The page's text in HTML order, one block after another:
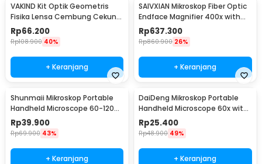
VAKIND Kit Optik Geometris
Fisika Lensa Cembung Cekung
Kotak Laser - GX-5002
Rp66.200
Rp108.900 40%
+ Keranjang
SAIVXIAN Mikroskop Fiber Optic
Endface Magnifier 400x with
Adapter - OL-400
Rp637.300
Rp860.900 26%
+ Keranjang
Shunmaii Mikroskop Portable
Handheld Microscope 60-120X
with LED - SH-60
Rp39.900
Rp69.900 43%
+ Keranjang
DaiDeng Mikroskop Portable
Handheld Microscope 60x with
LED - 9595
Rp25.400
Rp48.900 49%
+ Keranjang